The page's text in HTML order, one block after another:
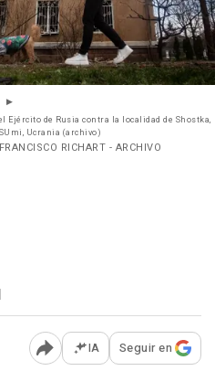
Ejército de Rusia contra la localidad de Shostka,
Ucrania (archivo)
RICHART - ARCHIVO
Abrir opciones para
IA Seguir en